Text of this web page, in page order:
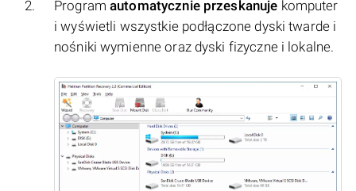
Programautomatycznie przeskanuje komputer
i wyświetli wszystkie podłączone dyski twarde i
nośniki wymienne oraz dyski fizyczne i lokalne.